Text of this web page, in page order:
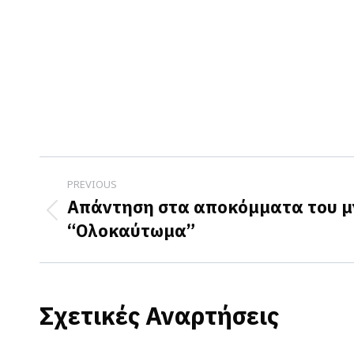
Post
navigation
PREVIOUS
Previous
post:
Απάντηση στα αποκόμματα του
“Ολοκαύτωμα”
Σχετικές Αναρτήσεις